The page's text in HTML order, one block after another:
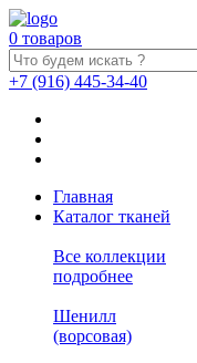
0 товаров
+7 (916) 445-34-40
Главная
Каталог тканей
Все коллекции
подробнее
Шенилл
(ворсовая)